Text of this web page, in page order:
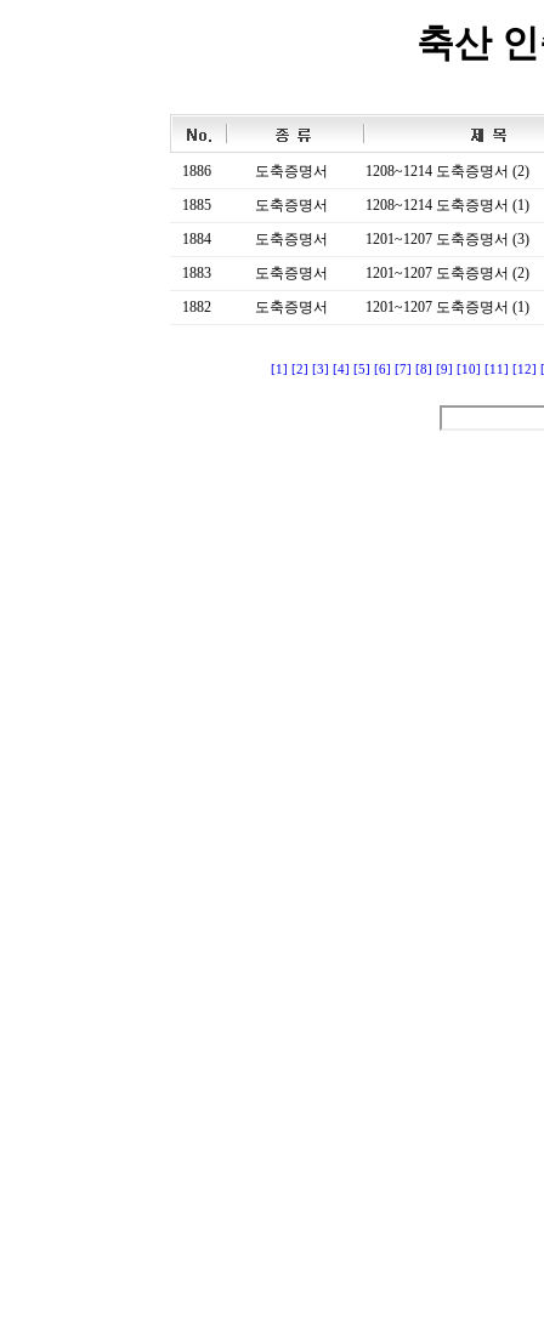
축산
1886 도축증명서
1208~1214 도축증명서 (2)
1885
도축증명서
1208~1214 도축증명서 (1)
1884
도축증명서
1201~1207 도축증명서 (3)
1883
도축증명서
1201~1207 도축증명서 (2)
1882
도축증명서 1201~1207 도축증명서 (1)
[1] [2] [3] [4] [5] [6] [7] [8] [9] [10] [11] [12]